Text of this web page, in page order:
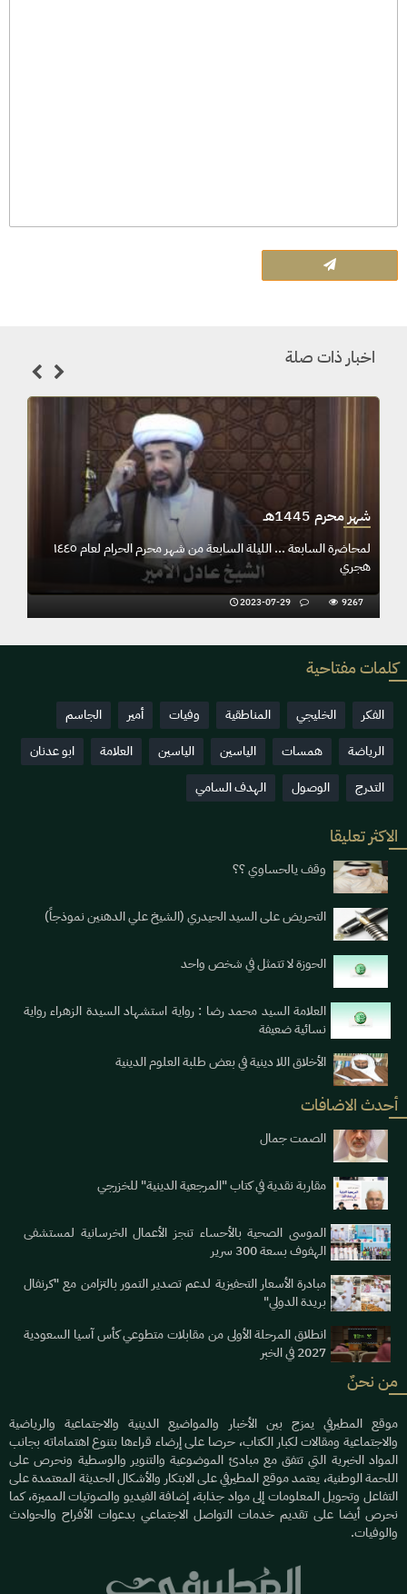
اخبار ذات صلة
شهر محرم 1445هـ
هجري
9267
المحاضرة السادسة ... الليلة السادسة من شهر محرم الحرام لعام ١٤٤٥
كلمات مفتاحية
الفكر الخليجي المناطقية وفيات أمير
الجاسم
الرياضة
همسات الياسين الياسين العلامة
ابو عدنان
التدرج
الوصول الهدف السامي
الاكثر تعليقا
وقف يالحساوي ؟؟
التحريض على السيد الحيدري (الشيخ علي الدهنين نموذجاً)
الحوزة لا تتمثل في شخص واحد
العلامة السيد محمد رضا : رواية استشهاد السيدة الزهراء رواية
نسائية ضعيفة
الأخلاق اللا دينية في بعض طلبة العلوم الدينية
أحدث الاضافات
الصمت جمال
مقاربة نقدية في كتاب "المرجعية الدينية" للخزرجي
الموسى الصحية بالأحساء تنجز الأعمال الخرسانية لمستشفى
الهفوف بسعة 300 سرير
مبادرة الأسعار التحفيزية لدعم تصدير التمور بالتزامن مع "كرنفال
بريدة الدولي"
انطلاق المرحلة الأولى من مقابلات متطوعي كأس آسيا السعودية
2027 في الخبر
من نحنٌ
موقع المطيرفي يمزج بين الأخبار والمواضيع الدينية والاجتماعية والرياضية
والاجتماعية ومقالات لكبار الكتاب، حرصا على إرضاء قراءها بتنوع اهتماماته بجانب
المواد الخبرية التي تتفق مع مبادئ الموضوعية والتنوير والوسطية ونحرص على
اللحمة الوطنية، يعتمد موقع المطيرفي على الابتكار والأشكال الحديثة المعتمدة على
التفاعل وتحويل المعلومات إلى مواد جذابة، إضافة الفيديو والصوتيات المميزة، كما
نحرص أيضا على تقديم خدمات التواصل الاجتماعي بدعوات الأفراح والحوادث
والوفيات.